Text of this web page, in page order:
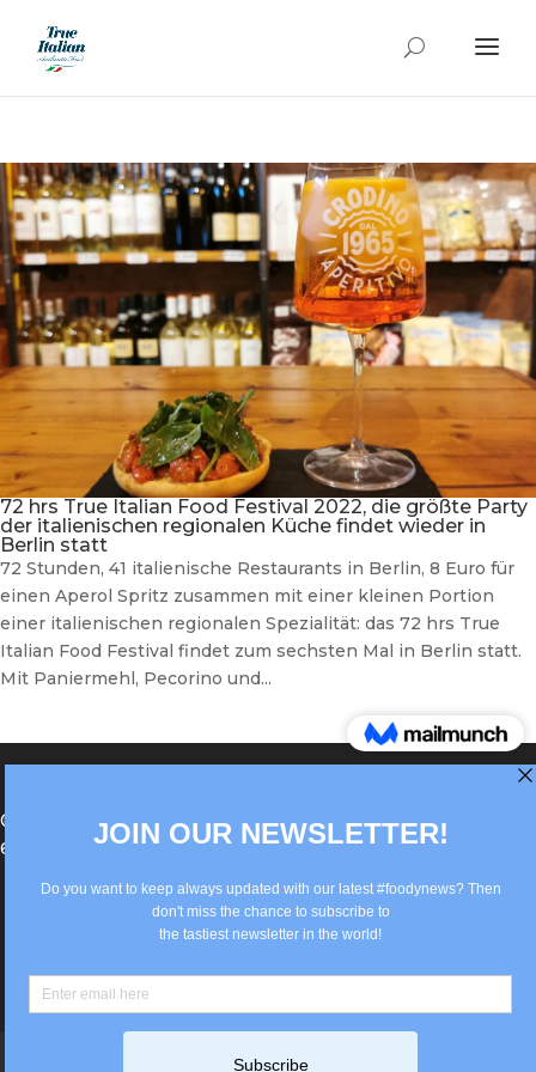
72 hrs True Italian Food Festival 2022, die größte Party
der italienischen regionalen Küche findet wieder in
Berlin statt
72 Stunden, 41 italienische Restaurants in Berlin, 8 Euro für
einen Aperol Spritz zusammen mit einer kleinen Portion
einer italienischen regionalen Spezialität: das 72 hrs True
Italian Food Festival findet zum sechsten Mal in Berlin statt.
Mit Paniermehl, Pecorino und...
®Berlin Italian Communication 2022 +49(0)30
62867442
info@old.true-italian.com
Privacy Policy